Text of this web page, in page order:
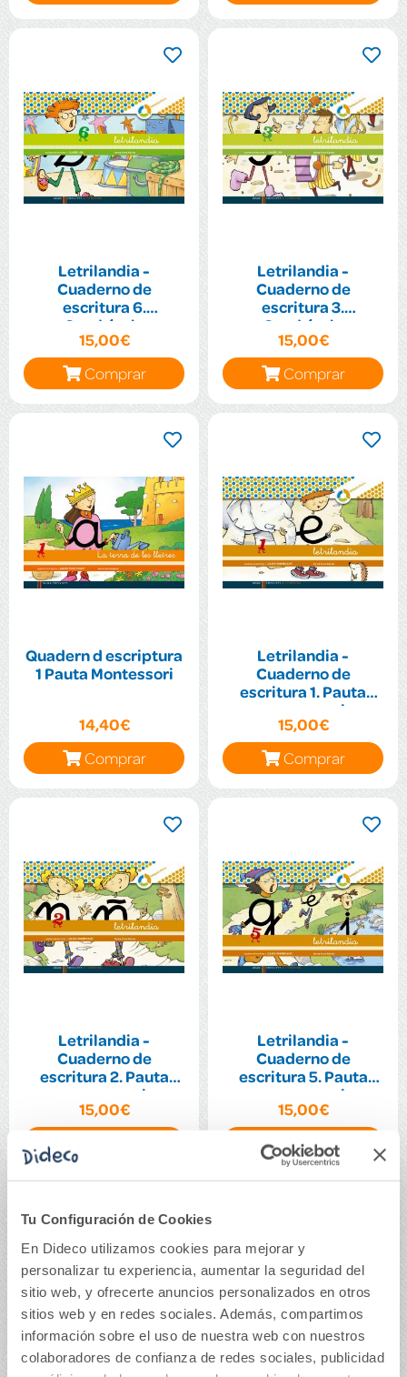
Tu Configuración de Cookies
En Dideco utilizamos cookies para mejorar y
personalizar tu experiencia, aumentar la seguridad del
sitio web, y ofrecerte anuncios personalizados en otros
sitios web y en redes sociales. Además, compartimos
información sobre el uso de nuestra web con nuestros
colaboradores de confianza de redes sociales, publicidad
Letrilandia -
Cuaderno de
escritura 6.
Cuadrícula
15,00€
Comprar
Letrilandia -
Cuaderno de
escritura 3.
Cuadrícula
15,00€
Comprar
Quadern d escriptura
1 Pauta Montessori
14,40€
Comprar
Letrilandia -
Cuaderno de
escritura 1. Pauta
montessori
15,00€
Comprar
Letrilandia -
Cuaderno de
escritura 2. Pauta
montessori
15,00€
Letrilandia -
Cuaderno de
escritura 5. Pauta
montessori
15,00€
Comprar